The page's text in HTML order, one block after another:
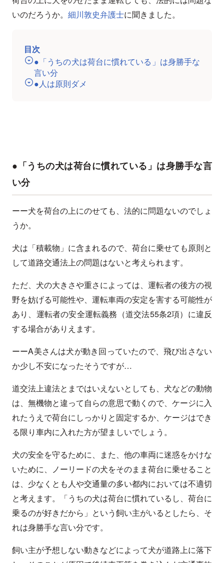
いのだろうか。 細川敦史弁護士に聞きました。
目次
●「うちの犬は荷台に慣れている」は身勝手な
言い分
●人は原則ダメ
●「うちの犬は荷台に慣れている」は身勝手な言
い分
ーー犬を荷台の上にのせても、法的に問題ないのでしょ
うか。
犬は「積載物」に含まれるので、荷台に乗せても原則と
して道路交通法上の問題はないと考えられます。
ただ、犬の大きさや重さによっては、運転者の後方の視
野を妨げる可能性や、運転車両の安定を害する可能性が
あり、運転者の安全運転義務（道交法55条2項）に違反
する場合がありえます。
ーーA美さんは犬が動き回っていたので、飛び出さない
か少し不安になったそうですが…
道交法上違法とまではいえないとしても、犬などの動物
は、無機物と違って自らの意思で動くので、ケージに入
れたうえで荷台にしっかりと固定するか、ケージはでき
る限り車内に入れた方が望ましいでしょう。
犬の安全を守るために、また、他の車両に迷惑をかけな
いために、ノーリードの犬をそのまま荷台に乗せること
は、少なくとも人や交通量の多い都内においては不適切
と考えます。「うちの犬は荷台に慣れているし、荷台に
乗るのが好きだから」という飼い主がいるとしたら、そ
れは身勝手な言い分です。
飼い主が予想しない動きなどによって犬が道路上に落下